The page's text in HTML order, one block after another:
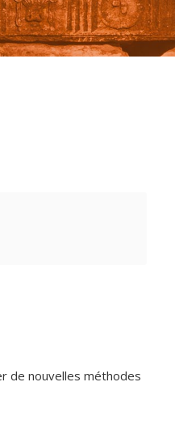
de nouvelles méthodes